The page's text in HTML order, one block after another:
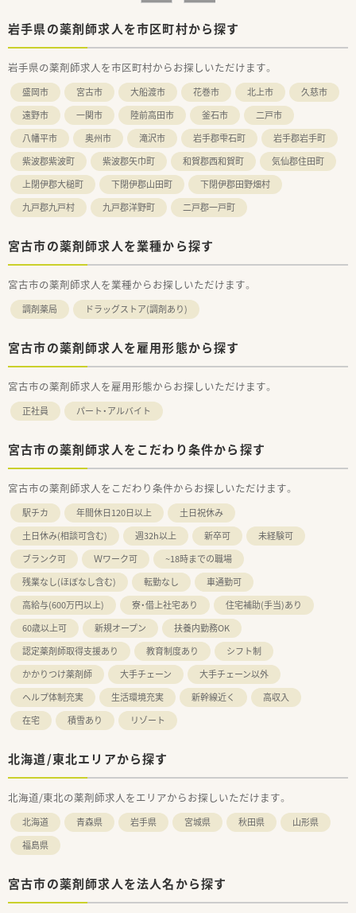
パート薬剤師の方々にも働き方によって契約社員など雇用形態
についても相談してくださる柔軟な環境です。
≪薬局について≫
循環器科, 内科メインで100枚/日ほどの処方箋を応需していま
す。
薬品も1300品目ほど取り揃えており、ご経験を積みたい方、スキ
ルを活かしたい方におススメです。
岩手県の薬剤師求人を市区町村から探す
岩手県の薬剤師求人を市区町村からお探しいただけます。
盛岡市 宮古市 大船渡市 花巻市 北上市
久慈市
遠野市
一関市 陸前高田市 釜石市
二戸市
八幡平市
奥州市 滝沢市 岩手郡雫石町
岩手郡岩手町
紫波郡紫波町
紫波郡矢巾町 和賀郡西和賀町
気仙郡住田町
上閉伊郡大槌町
下閉伊郡山田町
下閉伊郡田野畑村
九戸郡九戸村
九戸郡洋野町 二戸郡一戸町
宮古市の薬剤師求人を業種から探す
宮古市の薬剤師求人を業種からお探しいただけます。
調剤薬局 ドラッグストア(調剤あり)
宮古市の薬剤師求人を雇用形態から探す
宮古市の薬剤師求人を雇用形態からお探しいただけます。
正社員 パート・アルバイト
宮古市の薬剤師求人をこだわり条件から探す
宮古市の薬剤師求人をこだわり条件からお探しいただけます。
駅チカ 年間休日120日以上
土日祝休み
土日休み(相談可含む)
週32h以上 新卒可
未経験可
ブランク可
Ｗワーク可
~18時までの職場
残業なし(ほぼなし含む)
転勤なし
車通勤可
高給与(600万円以上)
寮・借上社宅あり
住宅補助(手当)あり
60歳以上可
新規オープン
扶養内勤務OK
認定薬剤師取得支援あり
教育制度あり
シフト制
かかりつけ薬剤師
大手チェーン
大手チェーン以外
ヘルプ体制充実
生活環境充実 新幹線近く
高収入
在宅
積雪あり リゾート
北海道/東北エリアから探す
北海道/東北の薬剤師求人をエリアからお探しいただけます。
北海道 青森県 岩手県 宮城県 秋田県
山形県
福島県
宮古市の薬剤師求人を法人名から探す